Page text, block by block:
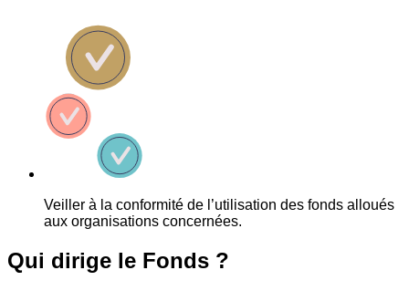
Veiller à la conformité de l’utilisation des fonds alloués
aux organisations concernées.
Qui dirige le Fonds ?